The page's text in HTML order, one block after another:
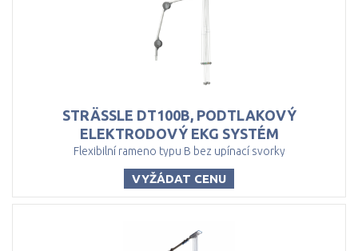
STRÄSSLE DT100B, PODTLAKOVÝ
ELEKTRODOVÝ EKG SYSTÉM
Flexibilní rameno typu B bez upínací svorky
VYŽÁDAT CENU